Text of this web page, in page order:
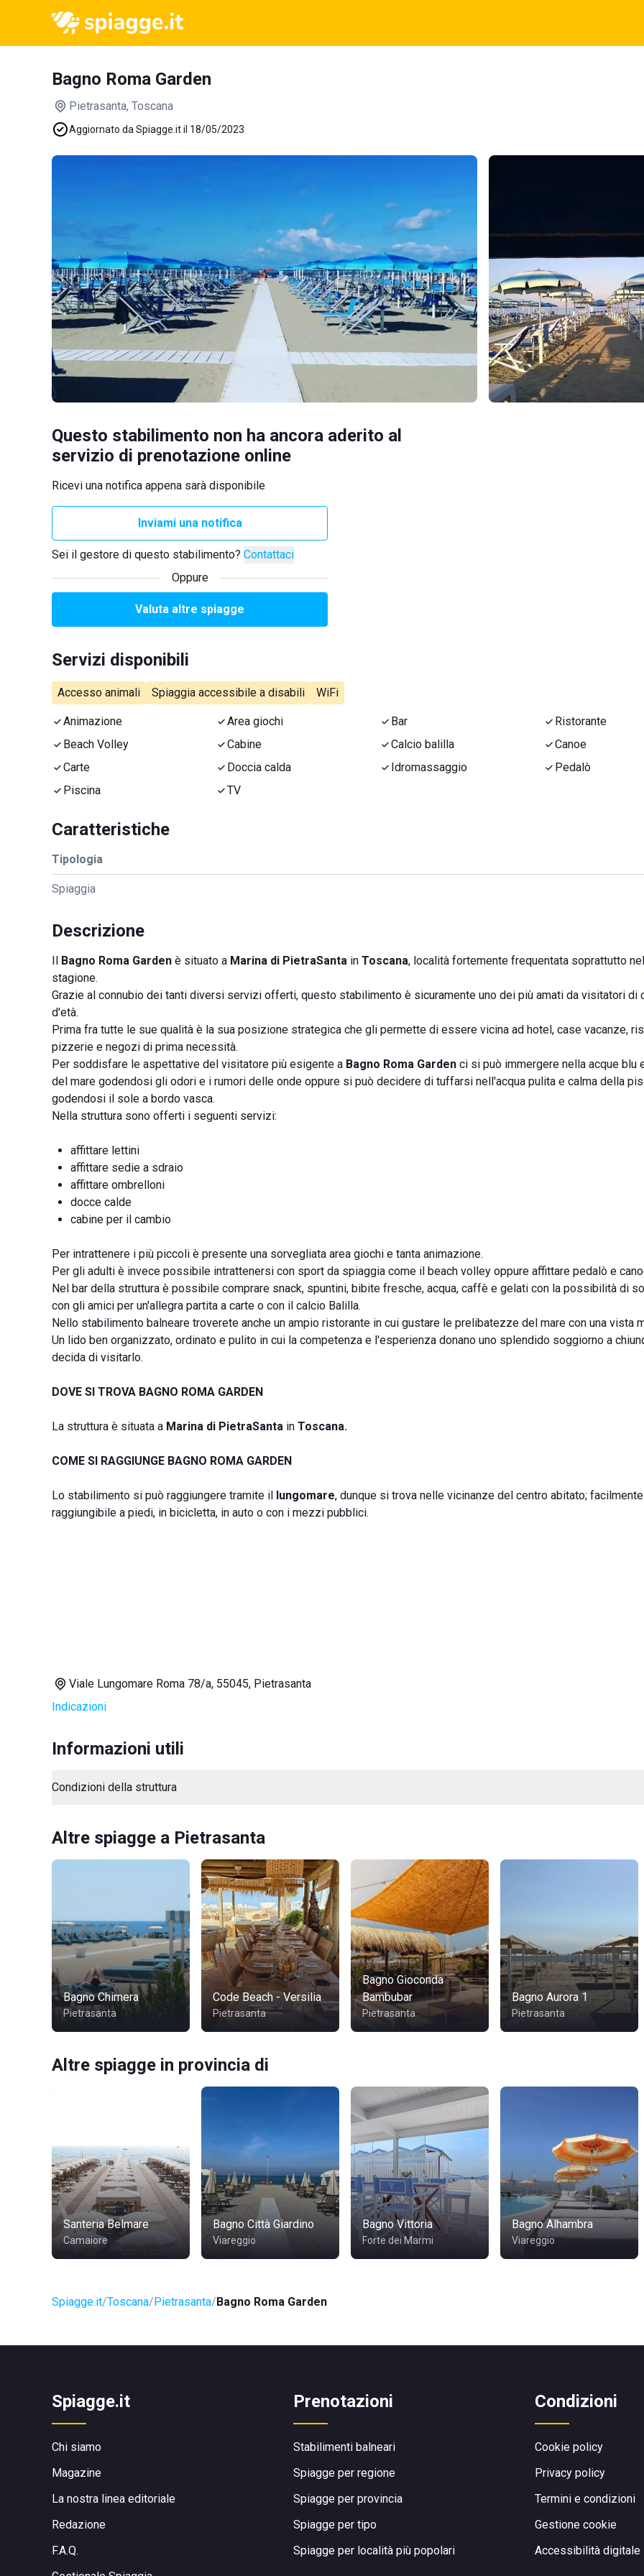
Bagno Roma Garden
Pietrasanta, Toscana
Aggiornato da Spiagge.it il 18/05/2023
Questo stabilimento non ha ancora aderito al
servizio di prenotazione online
Ricevi una notifica appena sarà disponibile
Inviami una notifica
Sei il gestore di questo stabilimento? Contattaci
Oppure
Valuta altre spiagge
Servizi disponibili
Accesso animali Spiaggia accessibile a disabili WiFi
Animazione Area giochi Bar
Ristorante
Beach Volley
Cabine Calcio balilla
Canoe
Carte
Doccia calda Idromassaggio
Pedalò
Piscina
TV
Caratteristiche
Tipologia
Spiaggia
Descrizione
Il Bagno Roma Garden è situato a Marina di PietraSanta in Toscana, località fortemente frequentata soprattutto
stagione.
Grazie al connubio dei tanti diversi servizi offerti, questo stabilimento è sicuramente uno dei più amati da visitatori di
d'età.
Prima fra tutte le sue qualità è la sua posizione strategica che gli permette di essere vicina ad hotel, case vacanze,
pizzerie e negozi di prima necessità.
Per soddisfare le aspettative del visitatore più esigente a Bagno Roma Garden ci si può immergere nella acque blu
del mare godendosi gli odori e i rumori delle onde oppure si può decidere di tuffarsi nell'acqua pulita e calma della
godendosi il sole a bordo vasca.
Nella struttura sono offerti i seguenti servizi:
affittare lettini
affittare sedie a sdraio
affittare ombrelloni
docce calde
cabine per il cambio
Per intrattenere i più piccoli è presente una sorvegliata area giochi e tanta animazione.
Per gli adulti è invece possibile intrattenersi con sport da spiaggia come il beach volley oppure affittare pedalò e
Nel bar della struttura è possibile comprare snack, spuntini, bibite fresche, acqua, caffè e gelati con la possibilità di
con gli amici per un'allegra partita a carte o con il calcio Balilla.
Nello stabilimento balneare troverete anche un ampio ristorante in cui gustare le prelibatezze del mare con una vista
Un lido ben organizzato, ordinato e pulito in cui la competenza e l'esperienza donano uno splendido soggiorno a
decida di visitarlo.
DOVE SI TROVA BAGNO ROMA GARDEN
La struttura è situata a Marina di PietraSanta in Toscana.
COME SI RAGGIUNGE BAGNO ROMA GARDEN
Lo stabilimento si può raggiungere tramite il lungomare, dunque si trova nelle vicinanze del centro abitato; facilmente
raggiungibile a piedi, in bicicletta, in auto o con i mezzi pubblici.
Viale Lungomare Roma 78/a, 55045, Pietrasanta
Indicazioni
Informazioni utili
Condizioni della struttura
Altre spiagge a Pietrasanta
Bagno Chimera
Pietrasanta
Code Beach - Versilia
Pietrasanta
Bagno Gioconda
Bambubar
Pietrasanta
Bagno Aurora 1
Pietrasanta
Altre spiagge in provincia di
Santeria Belmare
Camaiore
Bagno Città Giardino
Viareggio
Bagno Vittoria
Forte dei Marmi
Bagno Alhambra
Viareggio
Spiagge.it Toscana Pietrasanta Bagno Roma Garden
Spiagge.it
Chi siamo
Magazine
La nostra linea editoriale
Redazione
F.A.Q.
Prenotazioni
Stabilimenti balneari
Spiagge per regione
Spiagge per provincia
Spiagge per tipo
Spiagge per località più popolari
Condizioni
Cookie policy
Privacy policy
Termini e condizioni
Gestione cookie
Accessibilità digitale